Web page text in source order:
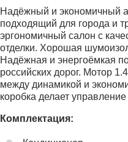
Надёжный и экономичный
подходящий для города и
эргономичный салон с
отделки. Хорошая
Надёжная и энергоёмкая
российских дорог. Мотор
между динамикой и
коробка делает
Комплектация: